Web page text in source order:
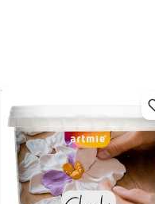
Lagana masa za modeliranje
ARTMIE Cloudy Clay 910 ml